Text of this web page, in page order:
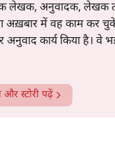
लेखक, अनुवादक, लेखक
अख़बार में वह काम कर चुके
कार्य किया है। वे
स्टोरी पढ़ें